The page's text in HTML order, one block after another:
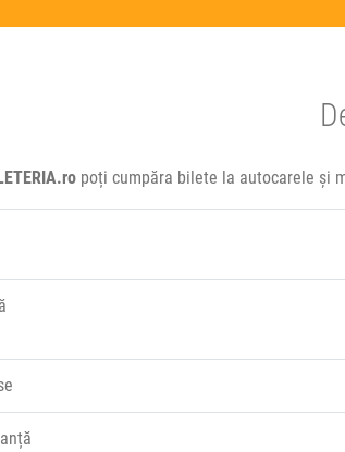
poți cumpăra bilete la autocarele și